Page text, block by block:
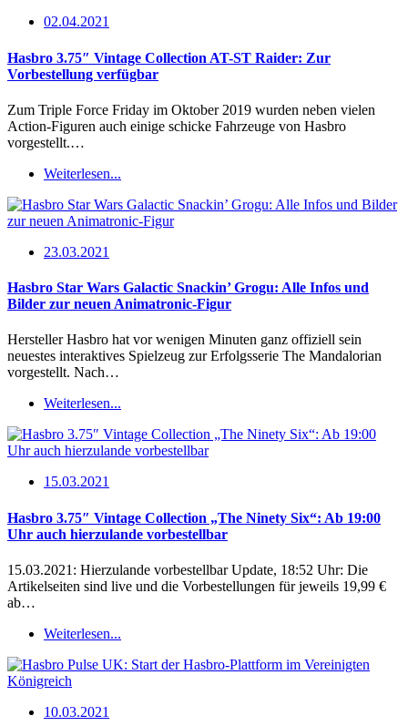
02.04.2021
Hasbro 3.75″ Vintage Collection AT-ST Raider: Zur
Vorbestellung verfügbar
Zum Triple Force Friday im Oktober 2019 wurden neben vielen
Action-Figuren auch einige schicke Fahrzeuge von Hasbro
vorgestellt.…
Weiterlesen...
23.03.2021
Hasbro Star Wars Galactic Snackin’ Grogu: Alle Infos und
Bilder zur neuen Animatronic-Figur
Hersteller Hasbro hat vor wenigen Minuten ganz offiziell sein
neuestes interaktives Spielzeug zur Erfolgsserie The Mandalorian
vorgestellt. Nach…
Weiterlesen...
15.03.2021
Hasbro 3.75″ Vintage Collection „The Ninety Six“: Ab 19:00
Uhr auch hierzulande vorbestellbar
15.03.2021: Hierzulande vorbestellbar Update, 18:52 Uhr: Die
Artikelseiten sind live und die Vorbestellungen für jeweils 19,99 €
ab…
Weiterlesen...
10.03.2021